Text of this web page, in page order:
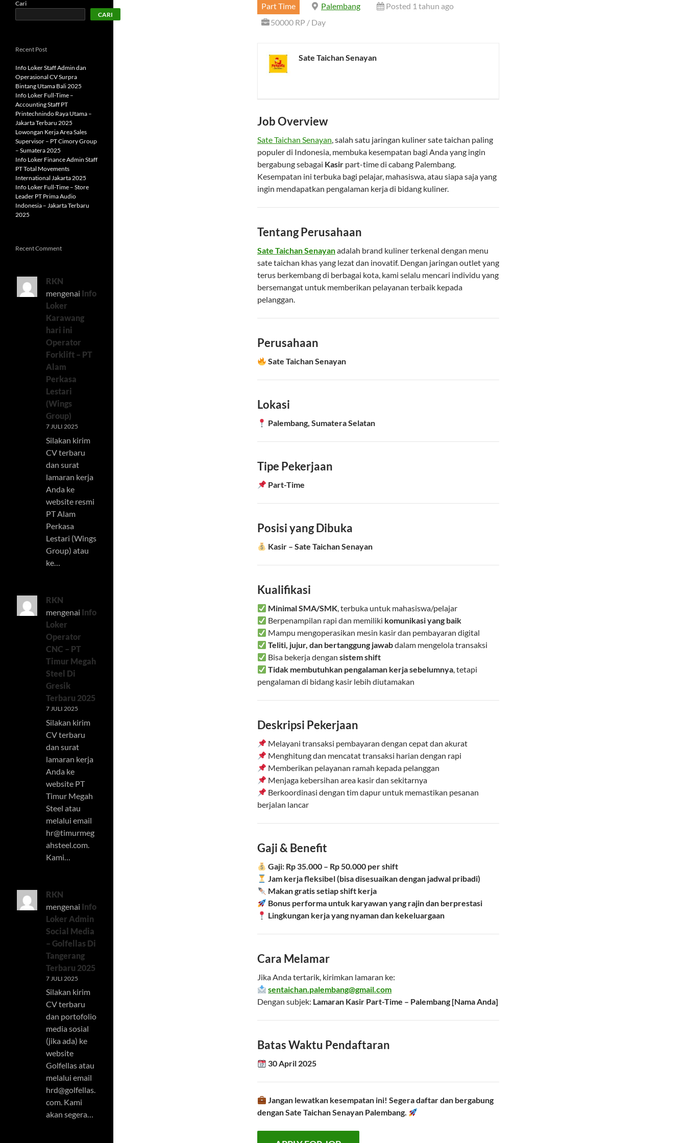
Part Time Palembang
Posted 1 tahun ago
50000 RP / Day
Sate Taichan Senayan
Job Overview
Sate Taichan Senayan, salah satu jaringan kuliner sate taichan paling
populer di Indonesia, membuka kesempatan bagi Anda yang ingin
bergabung sebagai Kasir part-time di cabang Palembang.
Kesempatan ini terbuka bagi pelajar, mahasiswa, atau siapa saja yang
ingin mendapatkan pengalaman kerja di bidang kuliner.
Tentang Perusahaan
Sate Taichan Senayanadalah brand kuliner terkenal dengan menu
sate taichan khas yang lezat dan inovatif. Dengan jaringan outlet yang
terus berkembang di berbagai kota, kami selalu mencari individu yang
bersemangat untuk memberikan pelayanan terbaik kepada
pelanggan.
Perusahaan
Sate Taichan Senayan
Lokasi
Palembang, Sumatera Selatan
Tipe Pekerjaan
Part-Time
Posisi yang Dibuka
Kasir – Sate Taichan Senayan
Kualifikasi
Minimal SMA/SMK, terbuka untuk mahasiswa/pelajar
Berpenampilan rapi dan memiliki komunikasi yang baik
Mampu mengoperasikan mesin kasir dan pembayaran digital
Teliti, jujur, dan bertanggung jawabdalam mengelola transaksi
Bisa bekerja dengansistem shift
Tidak membutuhkan pengalaman kerja sebelumnya, tetapi
pengalaman di bidang kasir lebih diutamakan
Deskripsi Pekerjaan
Melayani transaksi pembayaran dengan cepat dan akurat
Menghitung dan mencatat transaksi harian dengan rapi
Memberikan pelayanan ramah kepada pelanggan
Menjaga kebersihan area kasir dan sekitarnya
Berkoordinasi dengan tim dapur untuk memastikan pesanan
berjalan lancar
Gaji & Benefit
Gaji: Rp 35.000 – Rp 50.000 per shift
Jam kerja fleksibel (bisa disesuaikan dengan jadwal pribadi)
Makan gratis setiap shift kerja
Bonus performa untuk karyawan yang rajin dan berprestasi
Lingkungan kerja yang nyaman dan kekeluargaan
Cara Melamar
Jika Anda tertarik, kirimkan lamaran ke:
sentaichan.palembang@gmail.com
Dengan subjek: Lamaran Kasir Part-Time – Palembang [Nama Anda]
Batas Waktu Pendaftaran
30 April 2025
Jangan lewatkan kesempatan ini! Segera daftar dan bergabung
dengan Sate Taichan Senayan Palembang.
Cari
CARI
Recent Post
Info Loker Staff Admin dan
Operasional CV Surpra
Bintang Utama Bali 2025
Info Loker Full-Time –
Accounting Staff PT
Printechnindo Raya Utama –
Jakarta Terbaru 2025
Lowongan Kerja Area Sales
Supervisor – PT Cimory Group
– Sumatera 2025
Info Loker Finance Admin Staff
PT Total Movements
International Jakarta 2025
Info Loker Full-Time – Store
Leader PT Prima Audio
Indonesia – Jakarta Terbaru
2025
Recent Comment
RKN
mengenai Info
Loker
Karawang
hari ini
Operator
Forklift – PT
Alam
Perkasa
Lestari
(Wings
Group)
7 JULI 2025
Silakan kirim
CV terbaru
dan surat
lamaran kerja
Anda ke
website resmi
PT Alam
Perkasa
Lestari (Wings
Group) atau
ke…
RKN
mengenai Info
Loker
Operator
CNC – PT
Timur Megah
Steel Di
Gresik
Terbaru 2025
7 JULI 2025
Silakan kirim
CV terbaru
dan surat
lamaran kerja
Anda ke
website PT
Timur Megah
Steel atau
melalui email
hr@timurmeg
ahsteel.com
Kami…
RKN
mengenai Info
Loker Admin
Social Media
– Golfellas Di
Tangerang
Terbaru 2025
7 JULI 2025
Silakan kirim
CV terbaru
dan portofolio
media sosial
(jika ada) ke
website
Golfellas atau
melalui email
hrd@golfellas.
com. Kami
akan segera…